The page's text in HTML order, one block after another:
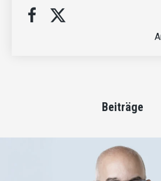
Beiträge